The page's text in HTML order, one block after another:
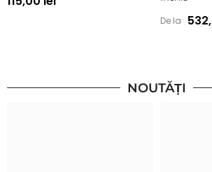
De la
NOUTĂȚI